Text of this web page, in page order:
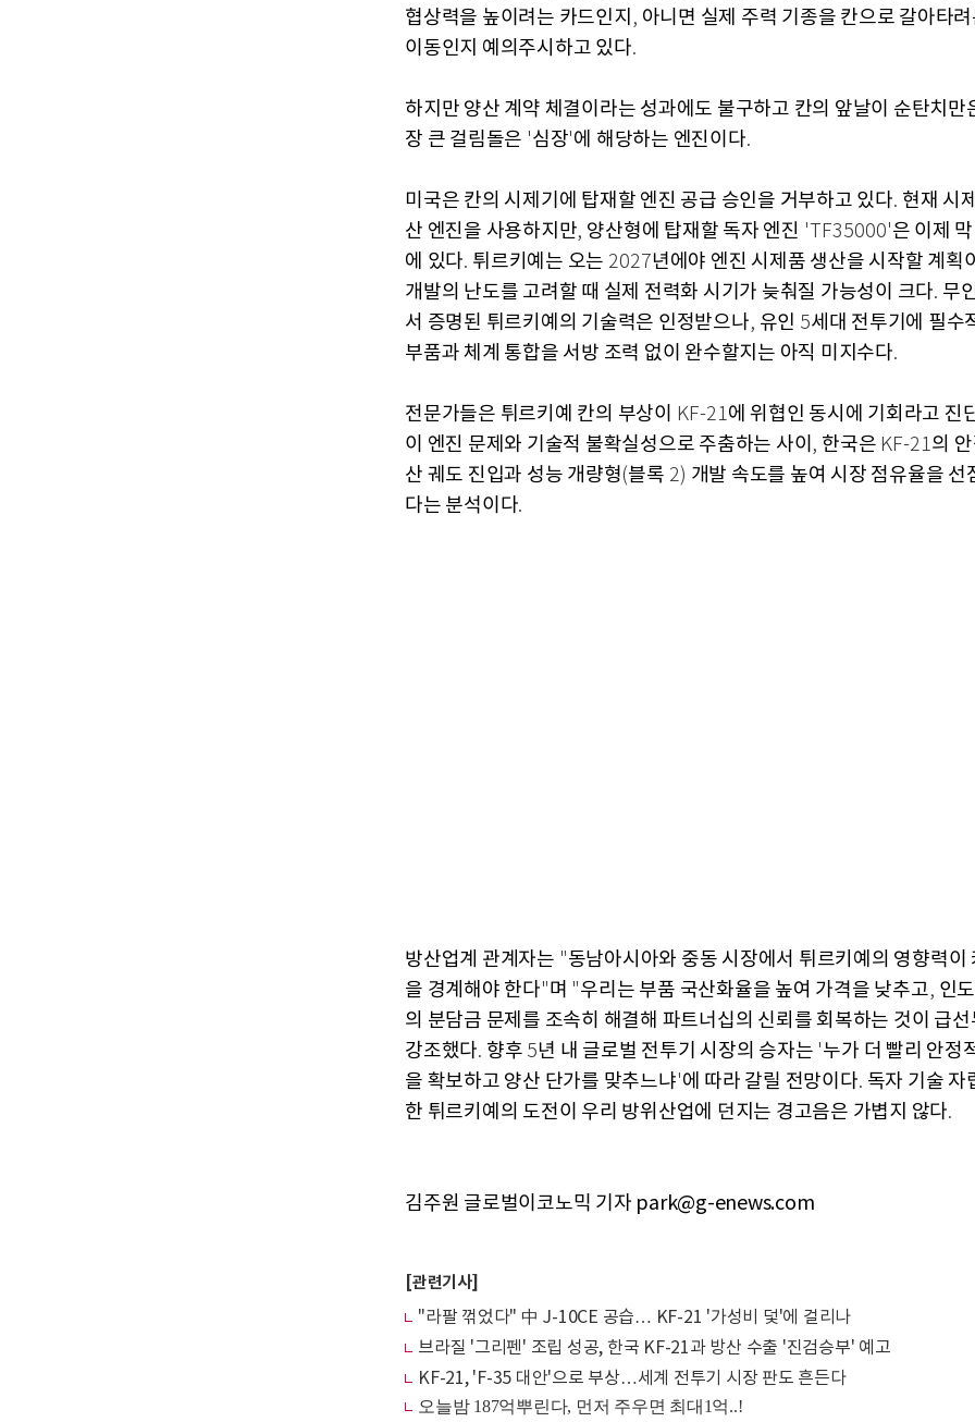
협상력을 높이려는 카드인지 , 아니면 실제 주력 기종을 칸으로 갈아타
이동인지 예의주시하고 있다.
하지만 양산 계약 체결이라는 성과에도 불구하고 칸의 앞날이 순탄치만
장 큰 걸림돌은 '심장'에 해당하는 엔진이다.
미국은 칸의 시제기에 탑재할 엔진 공급 승인을 거부하고 있다. 현재 시
산 엔진을 사용하지만, 양산형에 탑재할 독자 엔진 'TF35000'은 이제
에 있다. 튀르키예는 오는 2027년에야 엔진 시제품 생산을 시작할 계획
개발의 난도를 고려할 때 실제 전력화 시기가 늦춰질 가능성이 크다. 무
서 증명된 튀르키예의 기술력은 인정받으나, 유인 5세대 전투기에 필수
부품과 체계 통합을 서방 조력 없이 완수할지는 아직 미지수다.
전문가들은 튀르키예 칸의 부상이 KF-21에 위협인 동시에 기회라고 진
이 엔진 문제와 기술적 불확실성으로 주춤하는 사이 , 한국은 KF-21의
산 궤도 진입과 성능 개량형(블록 2) 개발 속도를 높여 시장 점유율을 선
다는 분석이다.
방산업계 관계자는 "동남아시아와 중동 시장에서 튀르키예의 영향력이
을 경계해야 한다"며 "우리는 부품 국산화율을 높여 가격을 낮추고, 인
의 분담금 문제를 조속히 해결해 파트너십의 신뢰를 회복하는 것이 급선
강조했다. 향후 5년 내 글로벌 전투기 시장의 승자는 '누가 더 빨리 안정
을 확보하고 양산 단가를 맞추느냐'에 따라 갈릴 전망이다. 독자 기술 자
한 튀르키예의 도전이 우리 방위산업에 던지는 경고음은 가볍지 않다.
김주원 글로벌이코노믹 기자 park@g-enews.com
[관련기사]
"라팔 꺾었다" 中 J-10CE 공습… KF-21 '가성비 덫'에 걸리나
브라질 '그리펜' 조립 성공, 한국 KF-21과 방산 수출 '진검승부' 예고
KF-21, 'F-35 대안'으로 부상…세계 전투기 시장 판도 흔든다